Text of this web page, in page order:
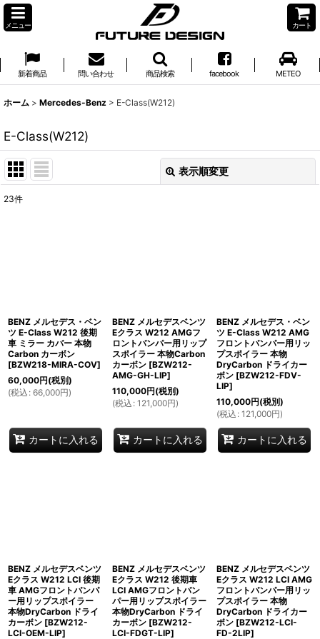
メニュー カート
新着商品 問い合わせ 商品検索 facebook METEO
ホーム > Mercedes-Benz > E-Class(W212)
E-Class(W212)
表示順変更
23件
BENZ メルセデス・ベン
ツ E-Class W212 後期
車 ミラー カバー 本物
Carbon カーボン
[BZW218-MIRA-COV]
60,000円(税別)
(税込 : 66,000円)
カートに入れる
BENZ メルセデスベンツ
Eクラス W212 AMGフ
ロントバンパー用リップ
スポイラー 本物Carbon
カーボン [BZW212-
AMG-GH-LIP]
110,000円(税別)
(税込 : 121,000円)
カートに入れる
BENZ メルセデス・ベン
ツ E-Class W212 AMG
フロントバンパー用リッ
プスポイラー 本物
DryCarbon ドライカー
ボン [BZW212-FDV-
LIP]
110,000円(税別)
(税込 : 121,000円)
カートに入れる
BENZ メルセデスベンツ
Eクラス W212 LCI 後期
車 AMGフロントバンパ
ー用リップスポイラー
本物DryCarbon ドライ
カーボン [BZW212-
LCI-OEM-LIP]
BENZ メルセデスベンツ
Eクラス W212 後期車
LCI AMGフロントバン
パー用リップスポイラー
本物DryCarbon ドライ
カーボン [BZW212-
LCI-FDGT-LIP]
BENZ メルセデスベンツ
Eクラス W212 LCI AMG
フロントバンパー用リッ
プスポイラー 本物
DryCarbon ドライカー
ボン [BZW212-LCI-
FD-2LIP]